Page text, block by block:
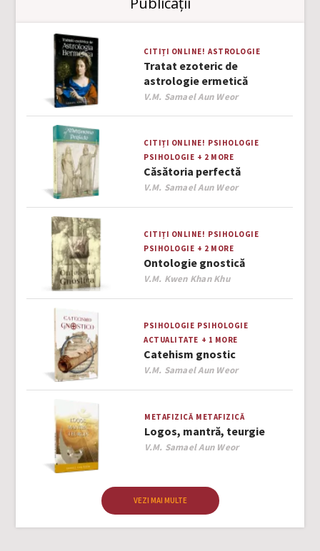
CITIȚI ONLINE! ASTROLOGIE
Tratat ezoteric de
astrologie ermetică
Author
V.M. Samael Aun Weor
CITIȚI ONLINE! PSIHOLOGIE
PSIHOLOGIE + 2 MORE
Căsătoria perfectă
Author
V.M. Samael Aun Weor
CITIȚI ONLINE! PSIHOLOGIE
PSIHOLOGIE + 2 MORE
Ontologie gnostică
Author
V.M. Kwen Khan Khu
PSIHOLOGIE PSIHOLOGIE
ACTUALITATE + 1 MORE
Catehism gnostic
Author
V.M. Samael Aun Weor
METAFIZICĂ METAFIZICĂ
Logos, mantră, teurgie
Author
V.M. Samael Aun Weor
VEZI MAI MULTE